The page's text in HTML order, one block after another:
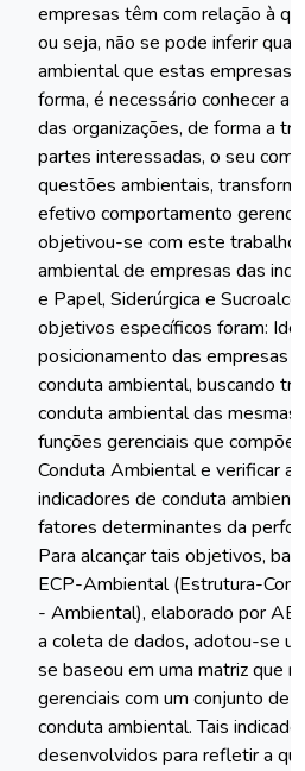
empresas têm com relação à
ou seja, não se pode inferir qual
ambiental que estas empresas
forma, é necessário conhecer a
das organizações, de forma a
partes interessadas, o seu
questões ambientais,
efetivo comportamento
objetivou-se com este trabalho,
ambiental de empresas das
e Papel, Siderúrgica e
objetivos específicos foram:
posicionamento das empresas
conduta ambiental, buscando
conduta ambiental das
funções gerenciais que
Conduta Ambiental e verificar a
indicadores de conduta
fatores determinantes da
Para alcançar tais objetivos,
ECP-Ambiental (Estrutura-
- Ambiental), elaborado por
a coleta de dados, adotou-se
se baseou em uma matriz que
gerenciais com um conjunto de
conduta ambiental. Tais
desenvolvidos para refletir a